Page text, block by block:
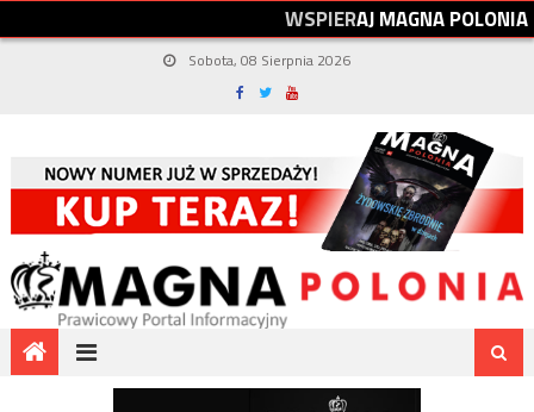
WSPIERAJMAGNAPOLONIA
Sobota, 08 Sierpnia 2026